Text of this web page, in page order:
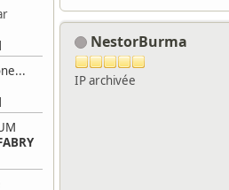
NestorBurma
IP archivée